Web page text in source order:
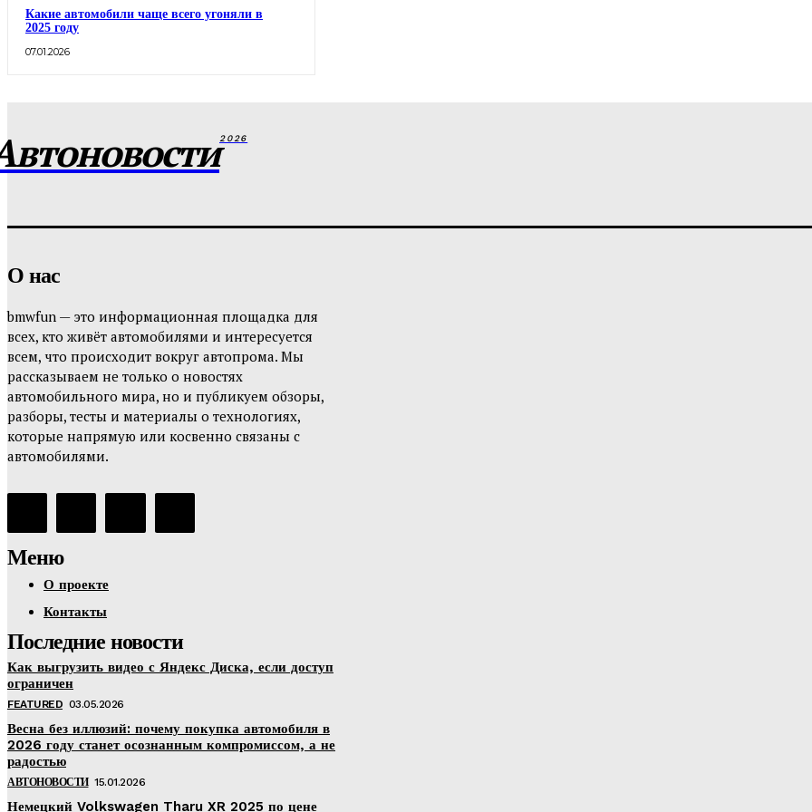
Какие автомобили чаще всего угоняли в
2025 году
07.01.2026
2026
О нас
bmwfun — это информационная площадка для
всех, кто живёт автомобилями и интересуется
всем, что происходит вокруг автопрома. Мы
рассказываем не только о новостях
автомобильного мира, но и публикуем обзоры,
разборы, тесты и материалы о технологиях,
которые напрямую или косвенно связаны с
автомобилями.
Меню
О проекте
Контакты
Последние новости
Как выгрузить видео с Яндекс Диска, если доступ
ограничен
FEATURED 03.05.2026
Весна без иллюзий: почему покупка автомобиля в
2026 году станет осознанным компромиссом, а не
радостью
АВТОНОВОСТИ 15.01.2026
Немецкий Volkswagen Tharu XR 2025 по цене